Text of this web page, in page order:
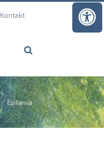
Kontakt
Epifanija